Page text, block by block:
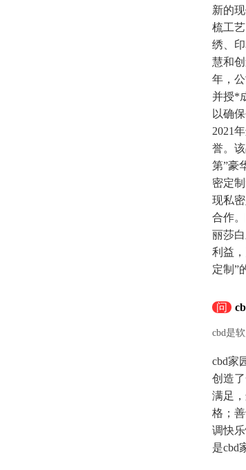
新的
梳工
绣、
慧和
年，
并授*
以确
2021
誉。
第”豪
密定
现私
合作
丽莎
利益
定制”
问
cbd是
cbd家
创造
满足
格；
调快
是cbd